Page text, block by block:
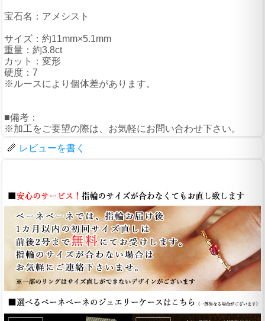
宝石名：アメシスト
サイズ：約11mm×5.1mm
重量：約3.8ct
カット：変形
硬度：7
※ルースにより個体差があります。
■備考：
※加工をご要望の際は、お気軽にお問い合わせ下さい。
レビューを書く